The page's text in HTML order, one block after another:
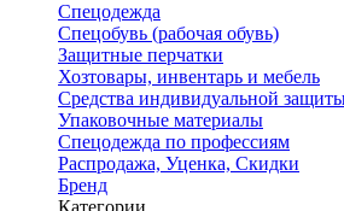
Спецодежда
Спецобувь (рабочая обувь)
Защитные перчатки
Хозтовары, инвентарь и мебель
Средства индивидуальной
Упаковочные материалы
Спецодежда по профессиям
Распродажа, Уценка, Скидки
Бренд
Категории